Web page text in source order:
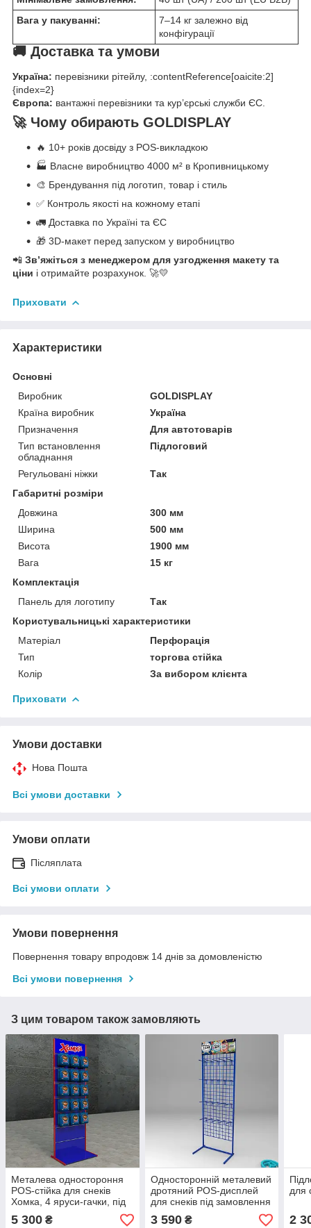
Вага у пакуванні:
7–14 кг залежно від
конфігурації
🚚 Доставка та умови
Україна: перевізники рітейлу, :contentReference[oaicite:2]
{index=2}
Європа: вантажні перевізники та кур’єрські служби ЄС.
🚀 Чому обирають GOLDISPLAY
🔥 10+ років досвіду з POS-викладкою
🏭 Власне виробництво 4000 м² в Кропивницькому
🎨 Брендування під логотип, товар і стиль
✅ Контроль якості на кожному етапі
🚛 Доставка по Україні та ЄС
🎁 3D-макет перед запуском у виробництво
📲 Зв’яжіться з менеджером для узгодження макету та
ціни і отримайте розрахунок. 🚀💛
Приховати
Характеристики
Основні
Виробник
GOLDISPLAY
Країна виробник
Україна
Призначення
Для автотоварів
Тип встановлення
обладнання
Підлоговий
Регульовані ніжки
Так
Габаритні розміри
Довжина
300 мм
Ширина
500 мм
Висота
1900 мм
Вага
15 кг
Комплектація
Панель для логотипу
Так
Користувальницькі характеристики
Матеріал
Перфорація
Тип
торгова стійка
Колір
За вибором клієнта
Приховати
Умови доставки
Нова Пошта
Всі умови доставки
Умови оплати
Післяплата
Всі умови оплати
Умови повернення
Повернення товару впродовж 14 днів за домовленістю
Всі умови повернення
З цим товаром також замовляють
Металева одностороння
POS-стійка для снеків
Хомка, 4 яруси-гачки, під
замовлення оптом
5 300 ₴
Односторонній металевий
дротяний POS-дисплей
для снеків під замовлення
оптом
3 590₴
для
2